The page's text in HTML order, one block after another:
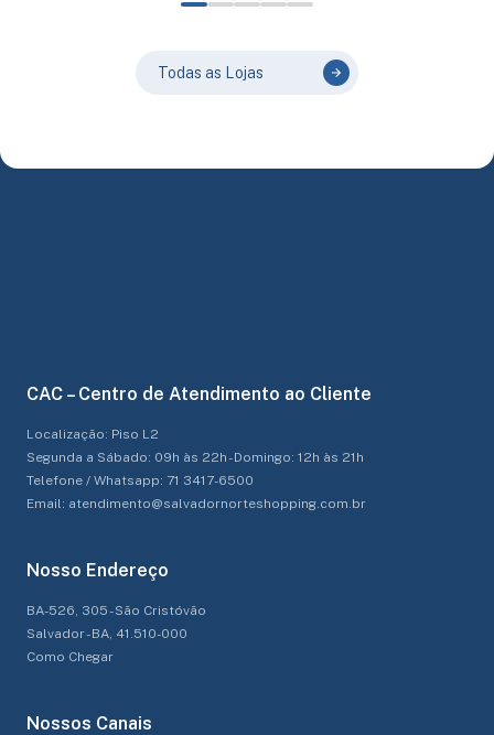
Todas as Lojas
CAC – Centro de Atendimento ao Cliente
Localização: Piso L2
Segunda a Sábado: 09h às 22h - Domingo: 12h às 21h
Telefone / Whatsapp: 71 3417-6500
Email: atendimento@salvadornorteshopping.com.br
Nosso Endereço
BA-526, 305 - São Cristóvão
Salvador - BA, 41.510-000
Como Chegar
Nossos Canais